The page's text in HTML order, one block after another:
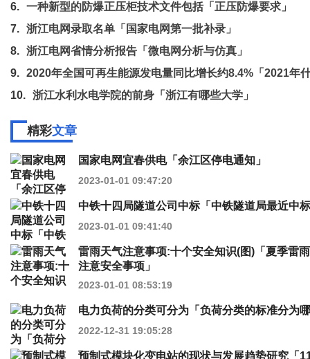
6. 一种新型的防爆正压柜技术文件包括「正压防爆要求」
7. 浙江电网录取名单「国家电网第一批补录」
8. 浙江电网省情分析报告「微电网分析与仿真」
9. 2020年全国可再生能源发电量同比增长约8.4%「2021年
10. 浙江水利水电学院的前身「浙江有哪些大学」
精彩文章
国家电网宜春供电「余江区停电通知」
2023-01-01 09:47:20
中铁十四局隧道公司中标「中铁隧道局最近中
2023-01-01 09:41:40
雷雨天气注意事项:十个安全知识(图)「夏季雷
注意安全事项」
2023-01-01 08:53:19
电力负荷的分类可分为「负荷分类的标准分为
2022-12-31 19:05:28
预制式模块化变电站的现状与发展趋势研究「